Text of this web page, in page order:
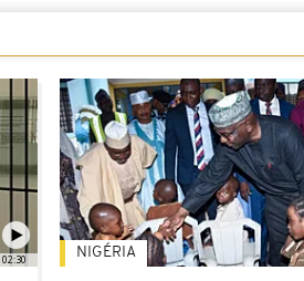
02:30 NIGÉRIA